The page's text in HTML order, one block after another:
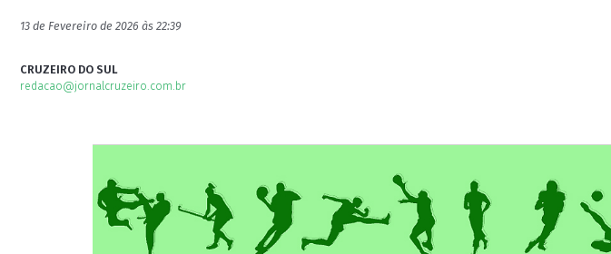
13 de Fevereiro de 2026 às 22:39
CRUZEIRO DO SUL
redacao@jornalcruzeiro.com.br